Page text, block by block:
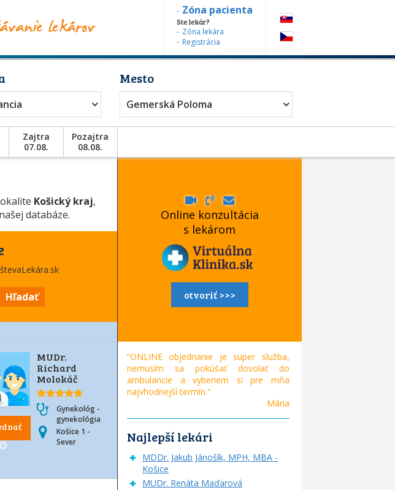
Zóna pacienta
Ste lekár?
Zóna lekára
Registrácia
Mesto
Gemerská Poloma
Zajtra
07.08.
Pozajtra
08.08.
Košický kraj,
databáze.
Hľadať
MUDr.
Richard
Molokáč
Gynekológ -
gynekológia
Košice 1 -
Sever
Online konzultácia
s lekárom
otvoriť >>>
“ONLINE objednanie je super služba,
nemusím sa pokúšať dovolať do
ambulancie a vyberiem si pre mňa
najvhodnejší termín.“
Mária
Najlepší lekári
MDDr. Jakub Jánošík, MPH, MBA -
Košice
MUDr. Renáta Maďarová